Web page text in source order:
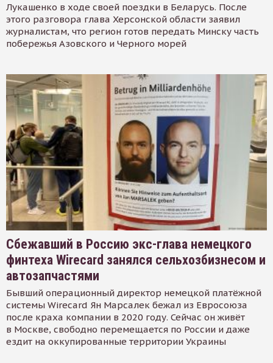
Лукашенко в ходе своей поездки в Беларусь. После
этого разговора глава Херсонской области заявил
журналистам, что регион готов передать Минску часть
побережья Азовского и Черного морей
Сбежавший в Россию экс-глава немецкого
финтеха Wirecard занялся сельхозбизнесом и
автозапчастями
Бывший операционный директор немецкой платёжной
системы Wirecard Ян Марсалек бежал из Евросоюза
после краха компании в 2020 году. Сейчас он живёт
в Москве, свободно перемещается по России и даже
ездит на оккупированные территории Украины